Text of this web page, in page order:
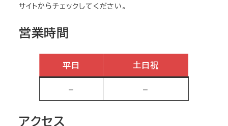
サイトからチェックしてください。
営業時間
平日 土日祝
– –
アクセス